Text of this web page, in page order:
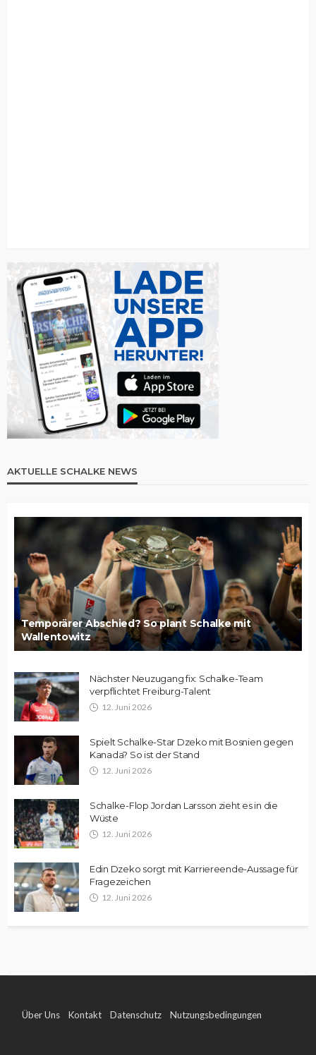
AKTUELLE SCHALKE NEWS
Temporärer Abschied? So plant Schalke mit
Wallentowitz
Nächster Neuzugang fix: Schalke-Team
verpflichtet Freiburg-Talent
12. Juni 2026
Spielt Schalke-Star Dzeko mit Bosnien gegen
Kanada? So ist der Stand
12. Juni 2026
Schalke-Flop Jordan Larsson zieht es in die
Wüste
12. Juni 2026
Edin Dzeko sorgt mit Karriereende-Aussage für
Fragezeichen
12. Juni 2026
Über Uns Kontakt Datenschutz Nutzungsbedingungen